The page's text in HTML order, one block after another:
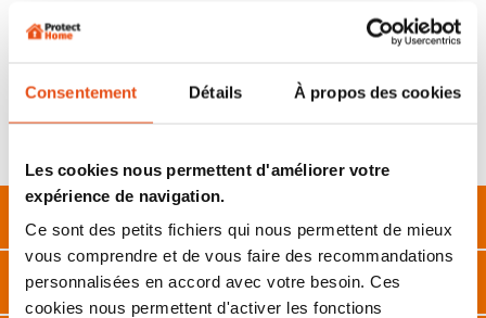
Consentement Détails À propos des cookies
Les cookies nous permettent d'améliorer votre
expérience de navigation.
Ce sont des petits fichiers qui nous permettent de mieux
vous comprendre et de vous faire des recommandations
personnalisées en accord avec votre besoin. Ces
cookies nous permettent d'activer les fonctions
toit peut être nettoyée facilement.
Blanc ou Anthracite.
Taille :130x150 cm. La taille de la moustiquaire peut être
Description
Caractéristiques